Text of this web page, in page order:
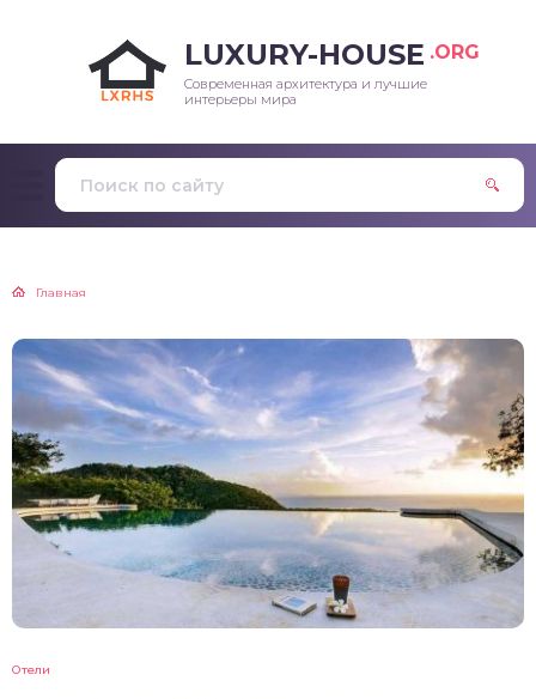
LUXURY-HOUSE .ORG
Современная архитектура и лучшие
интерьеры мира
Главная
Отели